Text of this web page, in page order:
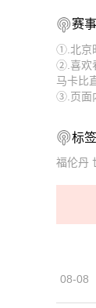
赛
①.北京
②.喜欢
马卡比
③.页面
标签
福伦丹
08-08